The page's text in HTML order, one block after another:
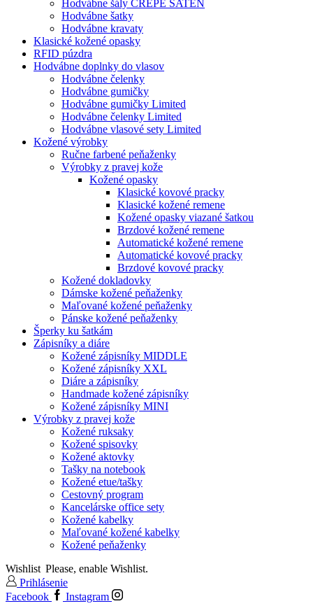
Hodvábne šály CREPE SATEN
Hodvábne šatky
Hodvábne kravaty
Klasické kožené opasky
RFID púzdra
Hodvábne doplnky do vlasov
Hodvábne čelenky
Hodvábne gumičky
Hodvábne gumičky Limited
Hodvábne čelenky Limited
Hodvábne vlasové sety Limited
Kožené výrobky
Ručne farbené peňaženky
Výrobky z pravej kože
Kožené opasky
Klasické kovové pracky
Klasické kožené remene
Kožené opasky viazané šatkou
Brzdové kožené remene
Automatické kožené remene
Automatické kovové pracky
Brzdové kovové pracky
Kožené dokladovky
Dámske kožené peňaženky
Maľované kožené peňaženky
Pánske kožené peňaženky
Šperky ku šatkám
Zápisníky a diáre
Kožené zápisníky MIDDLE
Kožené zápisníky XXL
Diáre a zápisníky
Handmade kožené zápisníky
Kožené zápisníky MINI
Výrobky z pravej kože
Kožené ruksaky
Kožené spisovky
Kožené aktovky
Tašky na notebook
Kožené etue/tašky
Cestovný program
Kancelárske office sety
Kožené kabelky
Maľované kožené kabelky
Kožené peňaženky
Wishlist Please, enable Wishlist.
Prihlásenie
Facebook
Instagram